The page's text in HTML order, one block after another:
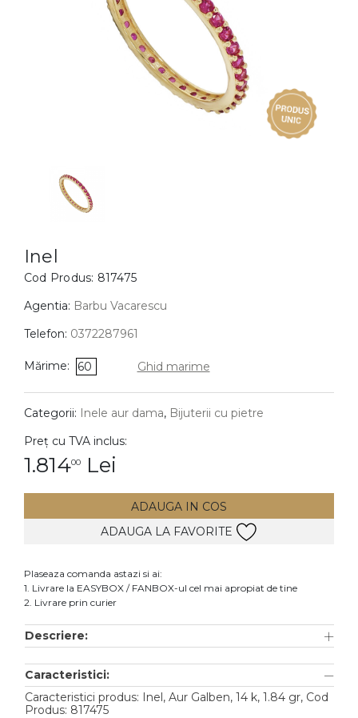
BIJUTERII COPII
Cercei
Bratari
Coliere
Lanturi
Pandantive
DIAMANTE Vezi toate
Cercei
Accesorii
Aur alb
Aur roz
Inel
Cod Produs: 817475
Agentia: Barbu Vacarescu
Telefon: 0372287961
Mărime: 60 Ghid marime
Categorii: Inele aur dama, Bijuterii cu pietre
Preț cu TVA inclus:
1.81400 Lei
ADAUGA IN COS
ADAUGA LA FAVORITE
Plaseaza comanda astazi si ai:
1. Livrare la EASYBOX / FANBOX-ul cel mai apropiat de tine
2. Livrare prin curier
Descriere:
Caracteristici:
Caracteristici produs: Inel, Aur Galben, 14 k, 1.84 gr, Cod
Produs: 817475